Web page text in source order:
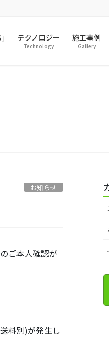
テクノロジー
Technology
施工事例
Gallery
お知らせ
ご本人確認が
料別)が発生し